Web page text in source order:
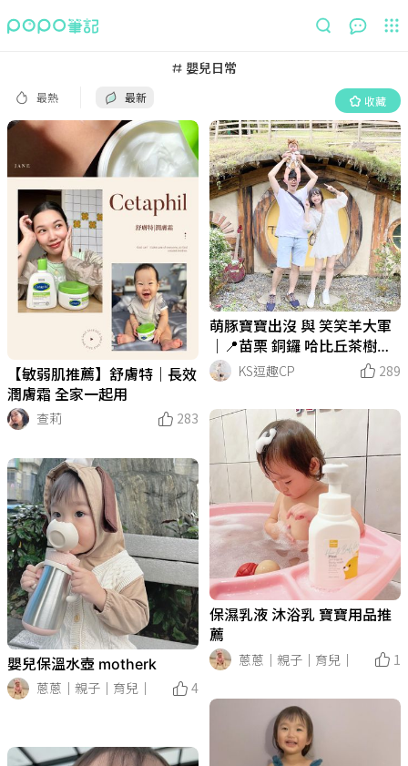
嬰兒日常
最熱 最新 收藏
收藏
【敏弱肌推薦】舒膚特｜長效
潤膚霜 全家一起用
查莉
283
萌豚寶寶出沒 與 笑笑羊大軍
｜📍苗栗 銅鑼 哈比丘茶樹森
林
KS逗趣CP 289
保濕乳液 沐浴乳 寶寶用品推
薦
蔥蔥｜親子｜育兒｜
1
嬰兒保溫水壺 motherk
蔥蔥｜親子｜育兒｜
4